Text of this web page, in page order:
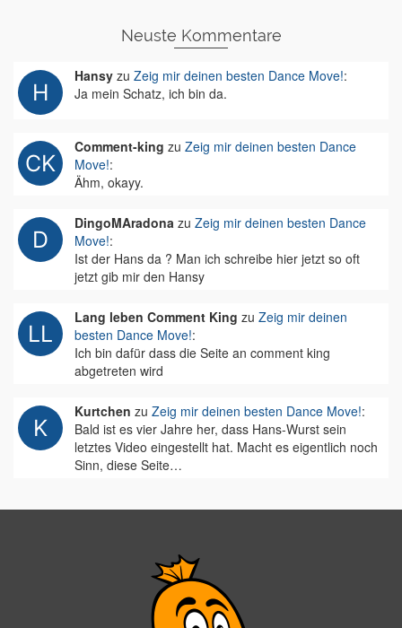
Neuste Kommentare
Hansy zu Zeig mir deinen besten Dance Move!:
Ja mein Schatz, ich bin da.
Comment-king zu Zeig mir deinen besten Dance
Move!:
Ähm, okayy.
DingoMAradona zu Zeig mir deinen besten Dance
Move!:
Ist der Hans da ? Man ich schreibe hier jetzt so oft
jetzt gib mir den Hansy
Lang leben Comment King zu Zeig mir deinen
besten Dance Move!:
Ich bin dafür dass die Seite an comment king
abgetreten wird
Kurtchen zu Zeig mir deinen besten Dance Move!:
Bald ist es vier Jahre her, dass Hans-Wurst sein
letztes Video eingestellt hat. Macht es eigentlich noch
Sinn, diese Seite…